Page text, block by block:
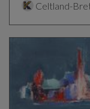
Celtland-